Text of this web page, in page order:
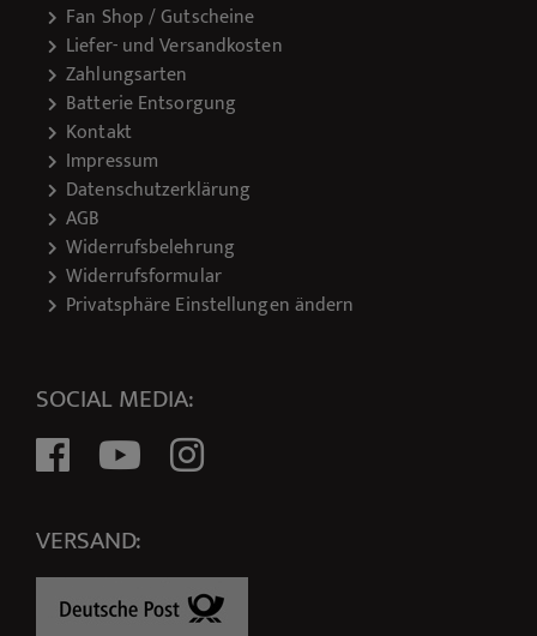
SOCIAL MEDIA:
VERSAND:
Fan Shop / Gutscheine
Liefer- und Versandkosten
Zahlungsarten
Batterie Entsorgung
Kontakt
Impressum
Datenschutzerklärung
AGB
Widerrufsbelehrung
Widerrufsformular
Privatsphäre Einstellungen ändern